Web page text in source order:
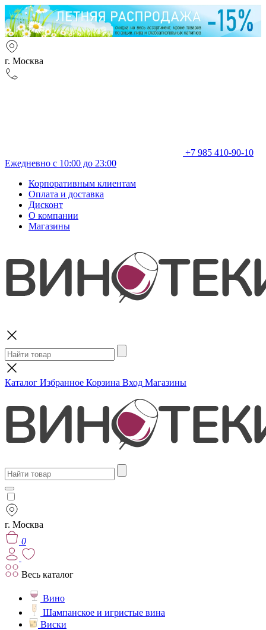
г. Москва
+7 985 410-90-10
Ежедневно с 10:00 до 23:00
Корпоративным клиентам
Оплата и доставка
Дисконт
О компании
Магазины
Каталог Избранное Корзина Вход Магазины
г. Москва
0
Весь каталог
Вино
Шампанское и игристые вина
Виски